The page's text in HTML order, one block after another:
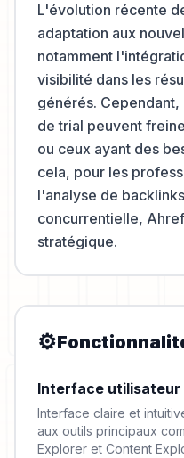
L'évolution récente
adaptation aux
notamment
visibilité dans les
générés.
de trial peuvent
ou ceux ayant des
cela, pour les
l'analyse de
concurrentielle,
stratégique.
⚙️
Interface utilisateur
Interface claire et
aux outils principaux
Explorer et Content